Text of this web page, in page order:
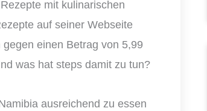
mit kulinarischen
auf seiner Webseite
einen Betrag von 5,99
was hat steps damit zu tun?
ausreichend zu essen